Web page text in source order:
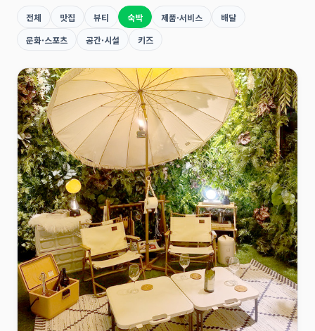
전체 맛집 뷰티 숙박 제품·서비스
배달
문화·스포츠
공간·시설 키즈